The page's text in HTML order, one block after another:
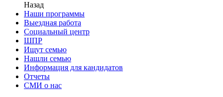
Назад
Наши программы
Выездная работа
Социальный центр
ШПР
Ищут семью
Нашли семью
Информация для кандидатов
Отчеты
СМИ о нас